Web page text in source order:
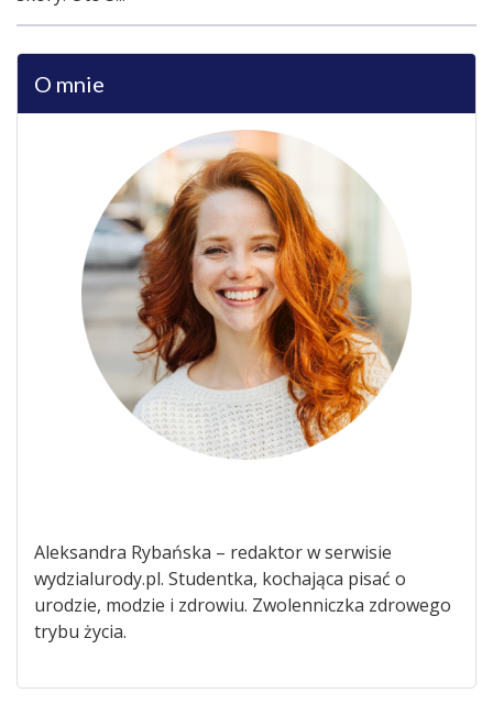
O mnie
Aleksandra Rybańska – redaktor w serwisie
wydzialurody.pl. Studentka, kochająca pisać o
urodzie, modzie i zdrowiu. Zwolenniczka zdrowego
trybu życia.